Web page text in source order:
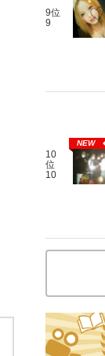
9位
9
10
位
10
NEW